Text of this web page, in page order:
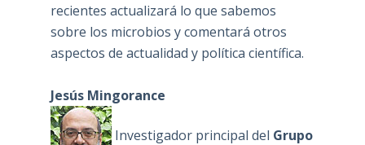
recientes actualizará lo que sabemos
sobre los microbios y comentará otros
aspectos de actualidad y política científica.
Jesús Mingorance
Investigador principal del Grupo